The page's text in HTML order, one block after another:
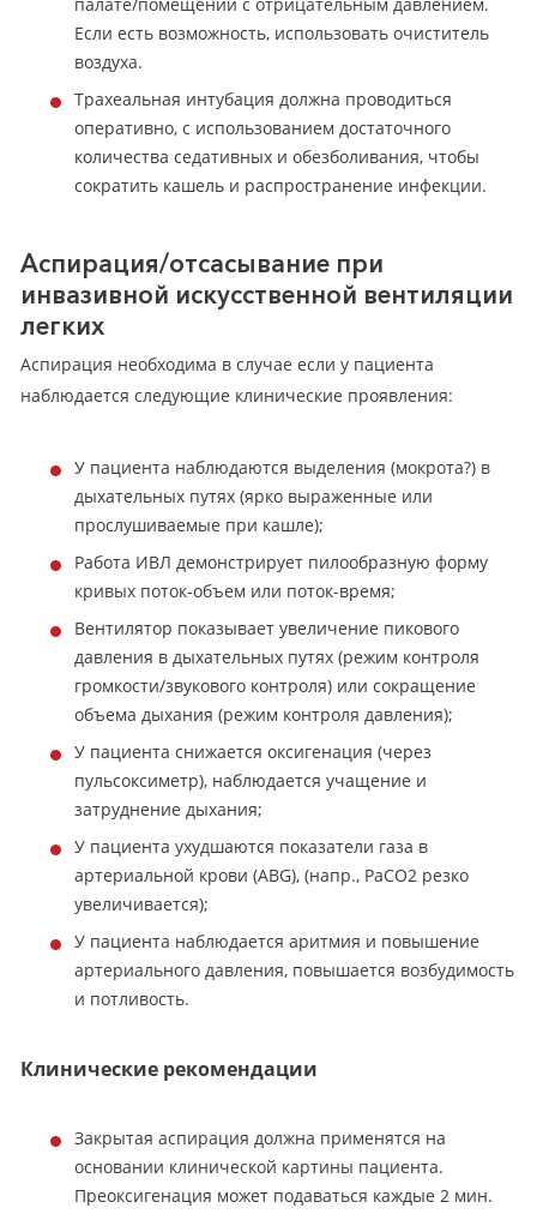
Если есть возможность, использовать очиститель
воздуха.
Трахеальная интубация должна проводиться
оперативно, с использованием достаточного
количества седативных и обезболивания, чтобы
сократить кашель и распространение инфекции.
Аспирация/отсасывание при
инвазивной искусственной вентиляции
легких
Аспирация необходима в случае если у пациента
наблюдается следующие клинические проявления:
У пациента наблюдаются выделения (мокрота?) в
дыхательных путях (ярко выраженные или
прослушиваемые при кашле);
Работа ИВЛ демонстрирует пилообразную форму
кривых поток-объем или поток-время;
Вентилятор показывает увеличение пикового
давления в дыхательных путях (режим контроля
громкости/звукового контроля) или сокращение
объема дыхания (режим контроля давления);
У пациента снижается оксигенация (через
пульсоксиметр), наблюдается учащение и
затруднение дыхания;
У пациента ухудшаются показатели газа в
артериальной крови (ABG), (напр., PaCO2 резко
увеличивается);
У пациента наблюдается аритмия и повышение
артериального давления, повышается возбудимость
и потливость.
Клинические рекомендации
Закрытая аспирация должна применятся на
основании клинической картины пациента.
Преоксигенация может подаваться каждые 2 мин.